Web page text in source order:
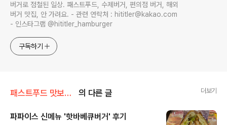
버거로 점철된 일상. 패스트푸드, 수제버거, 편의점 버거, 해외
버거 맛집, 안 가려요. - 관련 연락처 : hititler@kakao.com
- 인스타그램 @hititler_hamburger
구독하기
패스트푸드 맛보기/파파이스 의 다른 글 더보기
파파이스 신메뉴 '핫바베큐버거' 후기